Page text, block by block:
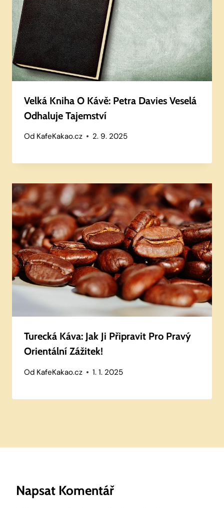
Velká Kniha O Kávě: Petra Davies Veselá
Odhaluje Tajemství
Od KafeKakao.cz 2. 9. 2025
Turecká Káva: Jak Ji Připravit Pro Pravý
Orientální Zážitek!
Od KafeKakao.cz 1. 1. 2025
Napsat Komentář